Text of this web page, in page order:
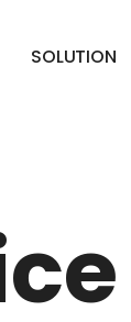
SOLUTION